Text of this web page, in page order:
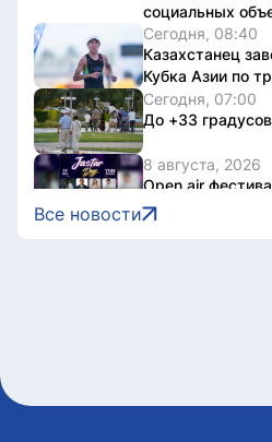
социальных
Сегодня, 08:40
Казахстанец
Кубка Азии по
Сегодня, 07:00
До +33
8 августа, 2026
Open air
состоится в
В Астане
Все новости